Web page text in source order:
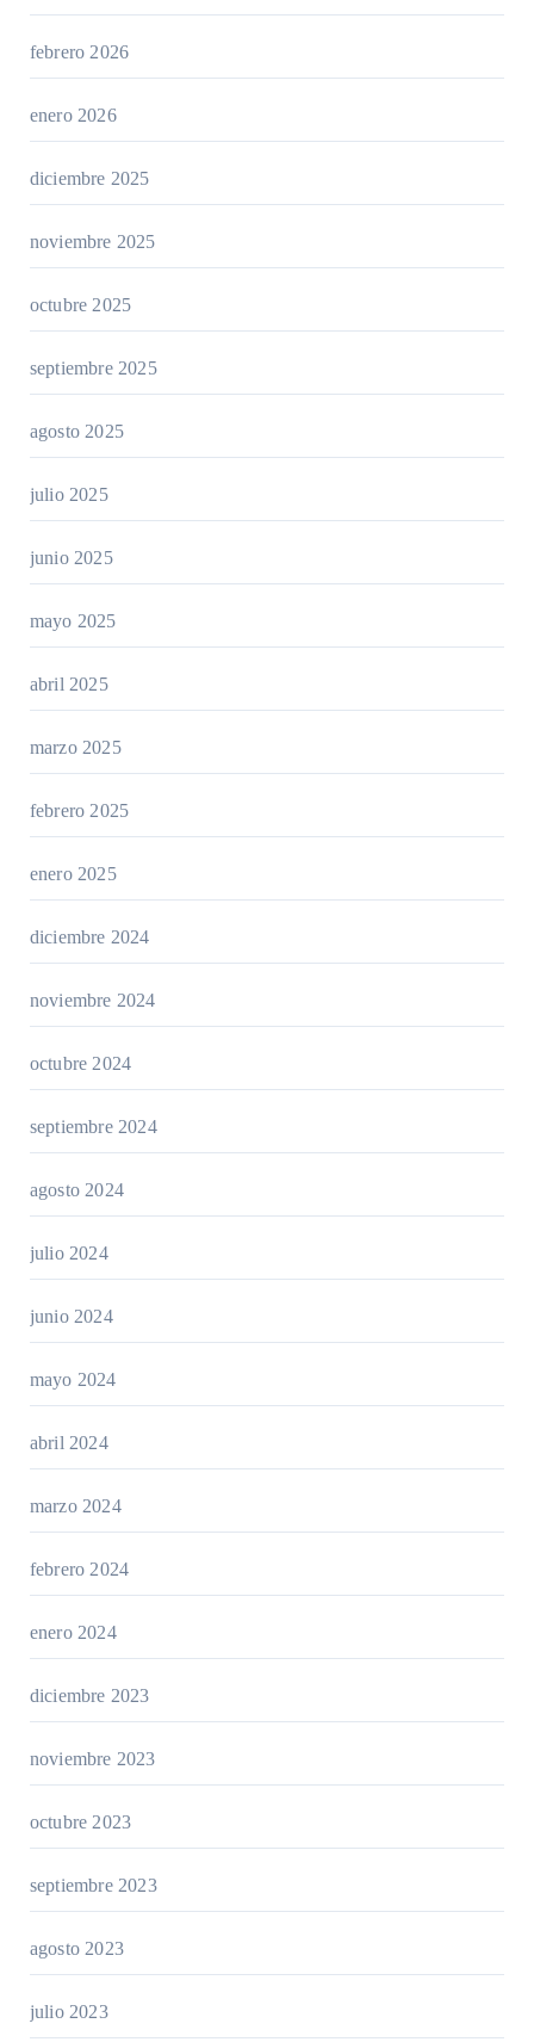
febrero 2026
enero 2026
diciembre 2025
noviembre 2025
octubre 2025
septiembre 2025
agosto 2025
julio 2025
junio 2025
mayo 2025
abril 2025
marzo 2025
febrero 2025
enero 2025
diciembre 2024
noviembre 2024
octubre 2024
septiembre 2024
agosto 2024
julio 2024
junio 2024
mayo 2024
abril 2024
marzo 2024
febrero 2024
enero 2024
diciembre 2023
noviembre 2023
octubre 2023
septiembre 2023
agosto 2023
julio 2023